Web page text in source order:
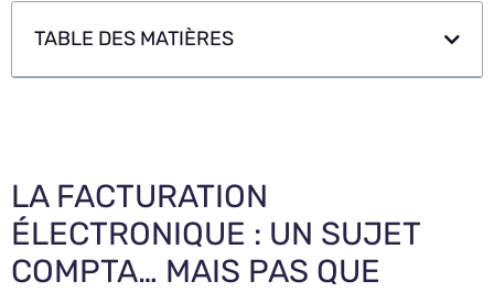
TABLE DES MATIÈRES
LA FACTURATION
ÉLECTRONIQUE : UN SUJET
COMPTA… MAIS PAS QUE